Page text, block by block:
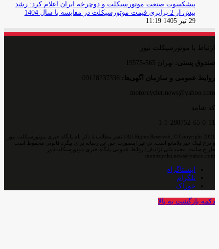
پیشکسوت صنعت موتورسیکلت و دوچرخه ایران اعلام کرد: رشد
بیش از 2 برابری قیمت موتورسیکلت در مقایسه با سال 1404
29 تیر 1405 11:19
ارتباط با موتورسیکلت نیوز
صندوق پستی: تهران 565-19575
روایط عمومی و سازمان آگهی‌ها:
motorcyclet.news@yahoo.com
کد شامد
1-1-288752-65-0-11
All Rights Reserved, © Copyright 2021 | نشر مطالب با ذکر نام پایگاه خبری موتورسیکلت نیوز
و درج لینک خبر بلامانع است. در غیر اینصورت حق این رسانه برای پیگرد قانونی محفوظ است
طراح سایت: محمدعلی نژادیان | روابط عمومی پایگاه خبری موتورسیکلت‌نیوز:
motorcyclet.news@yahoo.com
اینستاگرام
تلگرام
خوراک
دکمه بازگشت به بالا